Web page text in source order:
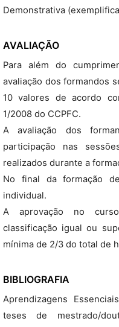
Demonstrativa
AVALIAÇÃO
Para além do
avaliação dos formandos
10 valores de acordo
1/2008 do CCPFC.
A avaliação dos
participação nas
realizados durante a
No final da formação
individual.
A aprovação no
classificação igual ou
mínima de 2/3 do total de
BIBLIOGRAFIA
Aprendizagens
teses de mestrado/